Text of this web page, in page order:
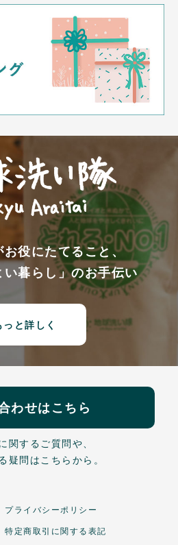
お役にたてること、
い暮らし」のお手伝い
っと詳しく
わせはこちら
関するご質問や、
疑問はこちらから。
プライバシーポリシー
特定商取引に関する表記